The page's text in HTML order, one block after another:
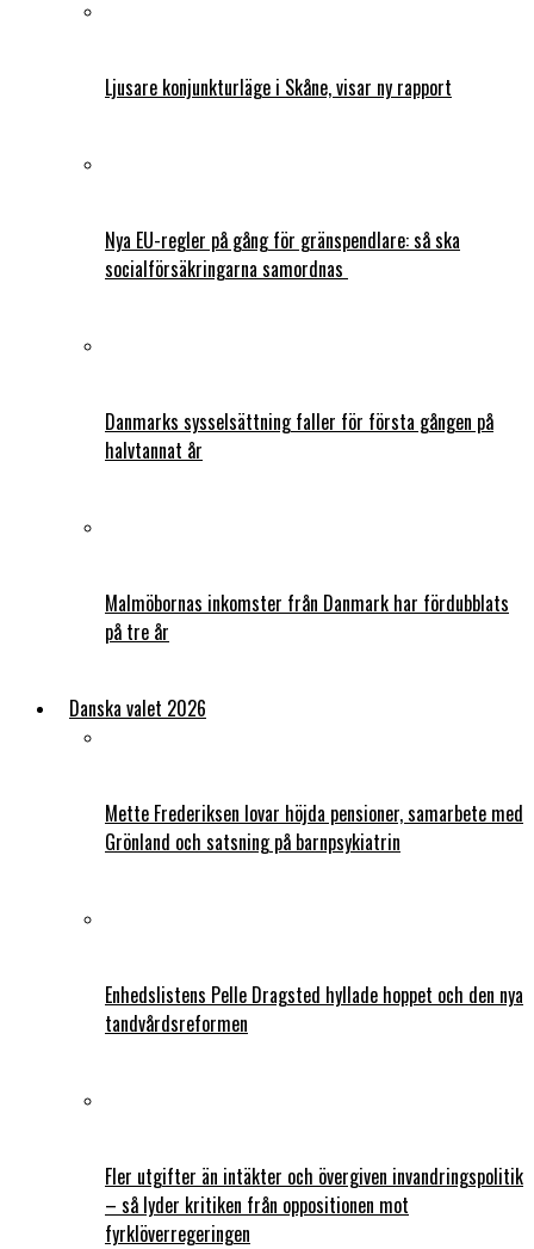
Ljusare konjunkturläge i Skåne, visar ny rapport
Nya EU-regler på gång för gränspendlare: så ska
socialförsäkringarna samordnas
Danmarks sysselsättning faller för första gången på
halvtannat år
Malmöbornas inkomster från Danmark har fördubblats
på tre år
Danska valet 2026
Mette Frederiksen lovar höjda pensioner, samarbete med
Grönland och satsning på barnpsykiatrin
Enhedslistens Pelle Dragsted hyllade hoppet och den nya
tandvårdsreformen
Fler utgifter än intäkter och övergiven invandringspolitik
– så lyder kritiken från oppositionen mot
fyrklöverregeringen